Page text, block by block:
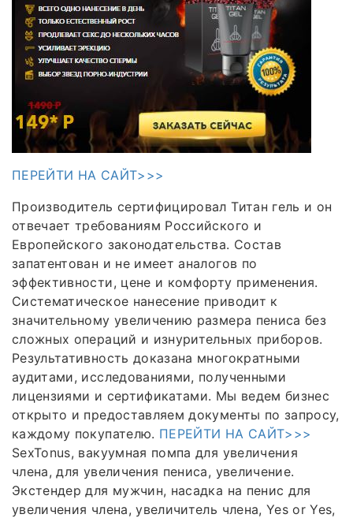
ПЕРЕЙТИ НА САЙТ>>>
Производитель сертифицировал Титан гель и он
отвечает требованиям Российского и
Европейского законодательства. Состав
запатентован и не имеет аналогов по
эффективности, цене и комфорту применения.
Систематическое нанесение приводит к
значительному увеличению размера пениса без
сложных операций и изнурительных приборов.
Результативность доказана многократными
аудитами, исследованиями, полученными
лицензиями и сертификатами. Мы ведем бизнес
открыто и предоставляем документы по запросу,
каждому покупателю. ПЕРЕЙТИ НА САЙТ>>>
SexTonus, вакуумная помпа для увеличения
члена, для увеличения пениса, увеличение.
Экстендер для мужчин, насадка на пенис для
увеличения члена, увеличитель члена, Yes or Yes,